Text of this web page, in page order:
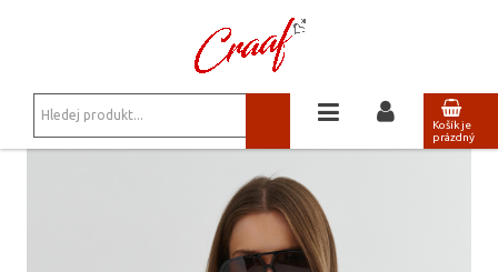
Košík je
prázdný
/
DÁMSKÝ PLETENÝ SVETR S GEOMETRICKÝM VZOREM
BARBARA LEBEK